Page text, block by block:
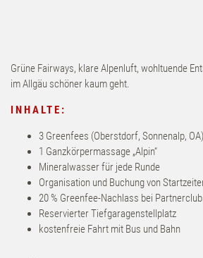
Grüne Fairways, klare Alpenluft, wohltuende
im Allgäu schöner kaum geht.
INHALTE:
3 Greenfees (Oberstdorf, Sonnenalp, OA)
1 Ganzkörpermassage „Alpin“
Mineralwasser für jede Runde
Organisation und Buchung von
20 % Greenfee-Nachlass bei
Reservierter Tiefgaragenstellplatz
kostenfreie Fahrt mit Bus und Bahn